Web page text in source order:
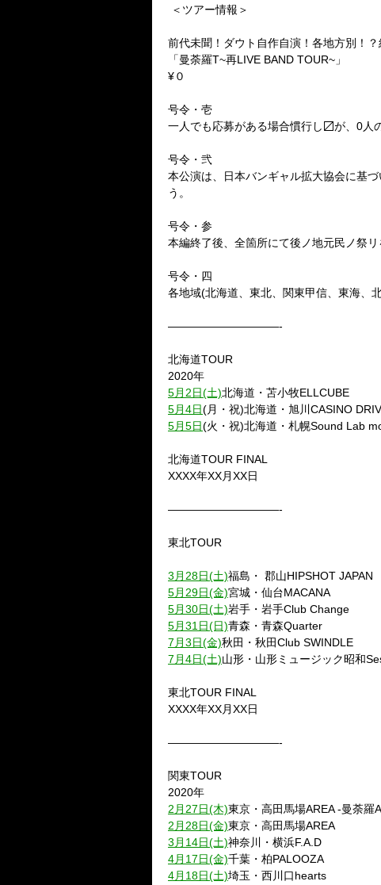
＜ ツアー情報＞
前代未聞！ダウト自作自演！各地方別！
「曼荼羅T~再LIVE BAND TOUR~」
¥０
号令・壱
一人でも応募がある場合慣行し 〼が、0人
号令・弐
本公演は、日本バンギャル拡大協会に基づ
う。
号令・参
本編終了後、全箇所にて後ノ地元民ノ祭リ
号令・四
各地域(北海道、東北、関東甲信、東海、
——————————-
北海道TOUR
2020年
5月2日(土)北海道・苫小牧ELLCUBE
5月4日(月・祝)北海道・旭川CASINO
5月5日(火・祝)北海道・札幌Sound Lab
北海道TOUR FINAL
XXXX年XX月XX日
——————————-
東北TOUR
3月28日(土)福島・ 郡山HIPSHOT JAPAN
5月29日(金)宮城・仙台MACANA
5月30日(土)岩手・岩手Club Change
5月31日(日)青森・青森Quarter
7月3日(金)秋田・秋田Club SWINDLE
7月4日(土)山形・山形ミュージック昭和
東北TOUR FINAL
XXXX年XX月XX日
——————————-
関東TOUR
2020年
2月27日(木)東京・高田馬場AREA -曼荼羅
2月28日(金)東京・高田馬場AREA
3月14日(土)神奈川・横浜F.A.D
4月17日(金)千葉・柏PALOOZA
4月18日(土)埼玉・西川口hearts